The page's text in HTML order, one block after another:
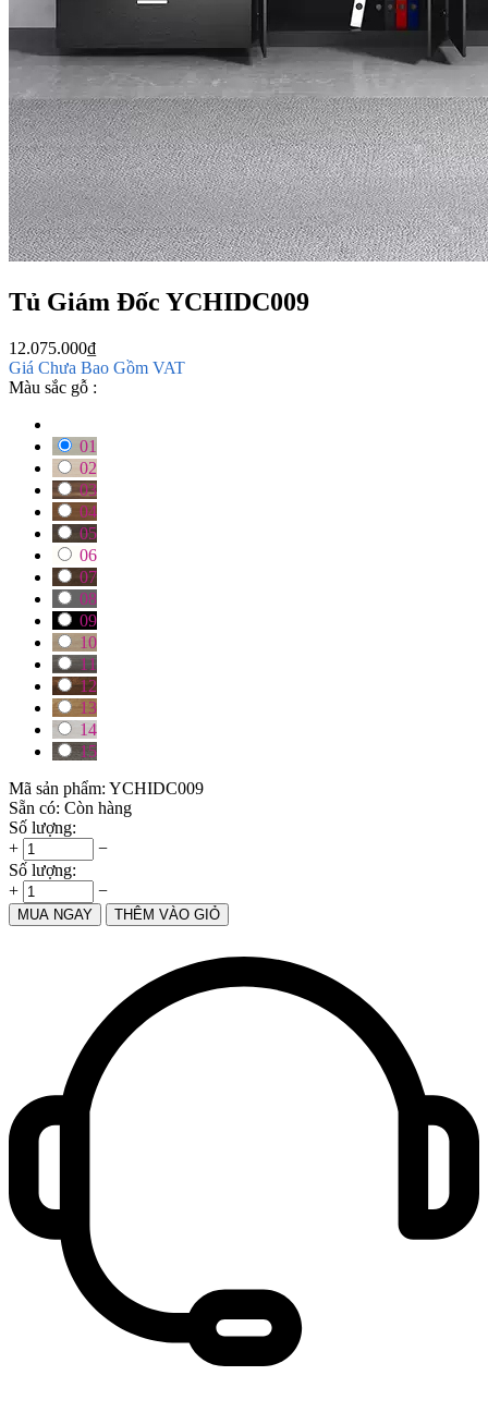
Tủ Giám Đốc YCHIDC009
12.075.000₫
Giá Chưa Bao Gồm VAT
Màu sắc gỗ :
01
02
03
04
05
06
07
08
09
10
11
12
13
14
15
Mã sản phẩm: YCHIDC009
Sẵn có: Còn hàng
Số lượng:
+
−
Số lượng:
+
−
MUA NGAY THÊM VÀO GIỎ